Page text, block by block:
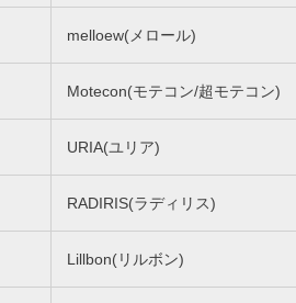
melloew(メロール)
Motecon(モテコン/超モテコン)
URIA(ユリア)
RADIRIS(ラディリス)
Lillbon(リルボン)